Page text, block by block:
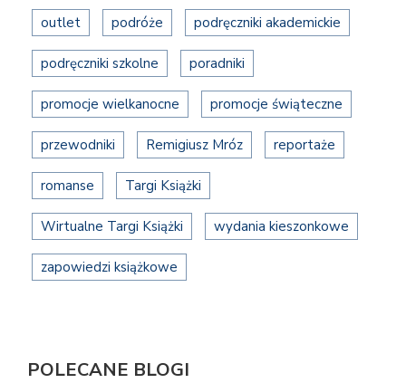
outlet podróże podręczniki akademickie
podręczniki szkolne poradniki
promocje wielkanocne promocje świąteczne
przewodniki Remigiusz Mróz reportaże
romanse Targi Książki
Wirtualne Targi Książki wydania kieszonkowe
zapowiedzi książkowe
POLECANE BLOGI